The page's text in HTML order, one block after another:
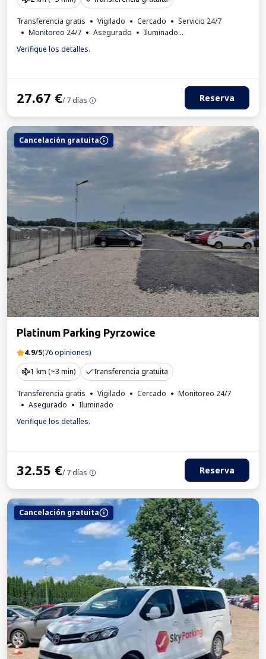
Transferencia gratis Vigilado Cercado
Servicio 24/7
Monitoreo 24/7
Asegurado
Iluminado
Para los turismos
Verifique los detalles.
27.67 €/ 7 días Reserva
Cancelación gratuita
Platinum Parking Pyrzowice
4.9/5(76 opiniones)
1 km (~3 min)
Transferencia gratuita
Transferencia gratis Vigilado Cercado
Monitoreo 24/7
Asegurado
Iluminado
Verifique los detalles.
32.55 €/ 7 días Reserva
Cancelación gratuita